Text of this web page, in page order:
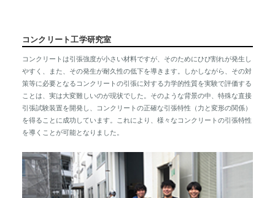
コンクリート工学研究室
コンクリートは引張強度が小さい材料ですが、そのためにひび割れが発生し
やすく、また、その発生が耐久性の低下を導きます。しかしながら、その対
策等に必要となるコンクリートの引張に対する力学的性質を実験で評価する
ことは、実は大変難しいのが現状でした。そのような背景の中、特殊な直接
引張試験装置を開発し、コンクリートの正確な引張特性（力と変形の関係）
を得ることに成功しています。これにより、様々なコンクリートの引張特性
を導くことが可能となりました。